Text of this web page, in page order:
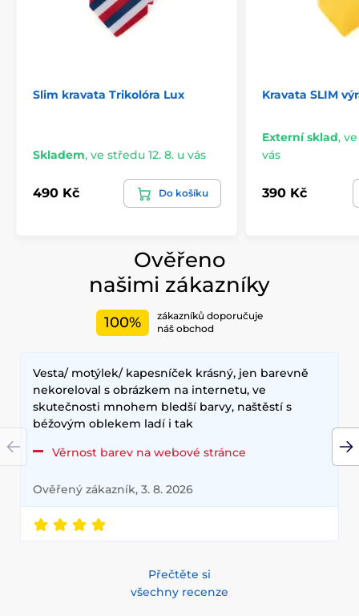
Slim kravata Trikolóra Lux
Skladem, ve středu 12. 8. u vás
490 Kč Do košíku
Kravata SLIM
Externí sklad,
vás
390 Kč
Ověřeno
našimi zákazníky
100%
zákazníků doporučuje
náš obchod
Vesta/ motýlek/ kapesníček krásný, jen barevně
nekoreloval s obrázkem na internetu, ve
skutečnosti mnohem bledší barvy, naštěstí s
béžovým oblekem ladí i tak
Věrnost barev na webové stránce
Ověřený zákazník, 3. 8. 2026
Přečtěte si
všechny recenze